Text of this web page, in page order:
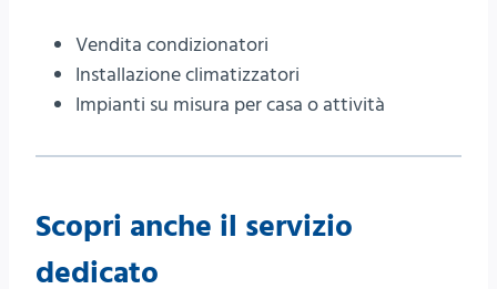
Vendita condizionatori
Installazione climatizzatori
Impianti su misura per casa o attività
Scopri anche il servizio
dedicato